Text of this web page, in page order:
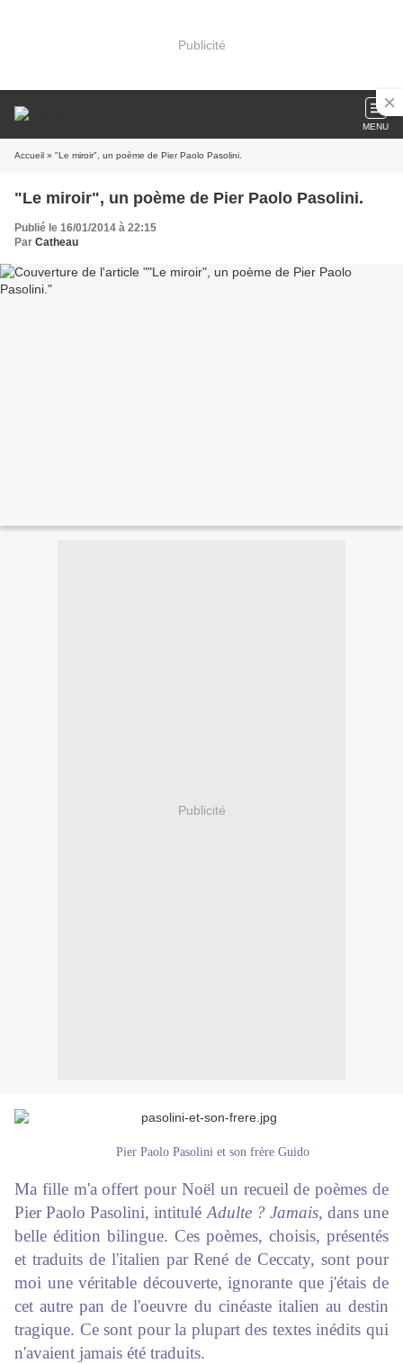
Publicité
MENU
Accueil » "Le miroir", un poème de Pier Paolo Pasolini.
"Le miroir", un poème de Pier Paolo Pasolini.
Publié le 16/01/2014 à 22:15
Par Catheau
Publicité
Pier Paolo Pasolini et son frère Guido
Ma fille m'a offert pour Noël un recueil de poèmes de
Pier Paolo Pasolini, intitulé Adulte ? Jamais, dans une
belle édition bilingue. Ces poèmes, choisis, présentés
et traduits de l'italien par René de Ceccaty, sont pour
moi une véritable découverte, ignorante que j'étais de
cet autre pan de l'oeuvre du cinéaste italien au destin
tragique. Ce sont pour la plupart des textes inédits qui
n'avaient jamais été traduits.